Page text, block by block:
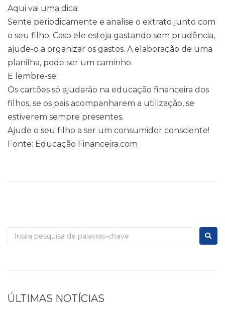
Aqui vai uma dica:
Sente periodicamente e analise o extrato junto com
o seu filho. Caso ele esteja gastando sem prudência,
ajude-o a organizar os gastos. A elaboração de uma
planilha, pode ser um caminho.
E lembre-se:
Os cartões só ajudarão na educação financeira dos
filhos, se os pais acompanharem a utilização, se
estiverem sempre presentes.
Ajude o seu filho a ser um consumidor consciente!
Fonte: Educação Financeira.com
ÚLTIMAS NOTÍCIAS